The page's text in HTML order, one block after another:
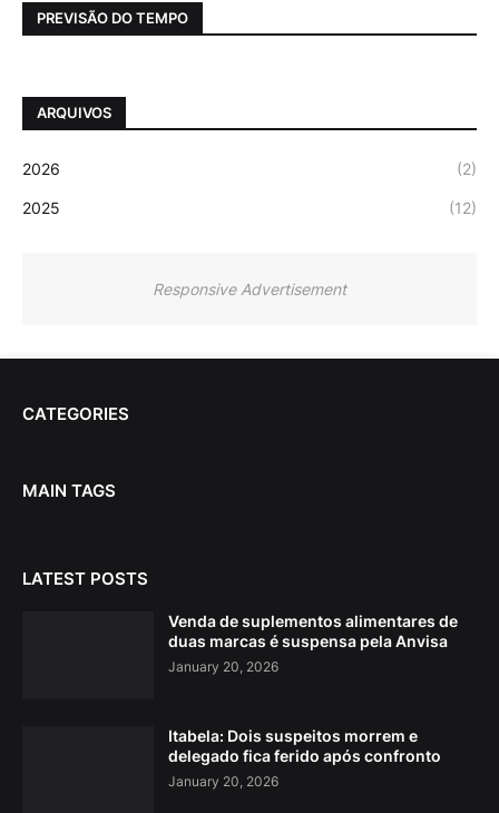
PREVISÃO DO TEMPO
ARQUIVOS
2026 (2)
2025 (12)
Responsive Advertisement
CATEGORIES
MAIN TAGS
LATEST POSTS
Venda de suplementos alimentares de
duas marcas é suspensa pela Anvisa
January 20, 2026
Itabela: Dois suspeitos morrem e
delegado fica ferido após confronto
January 20, 2026